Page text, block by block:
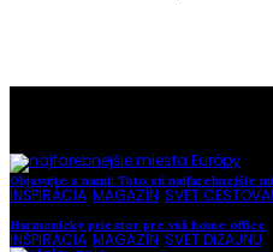
Objavujte s nami: Toto sú najfarebnejšie
INŠPIRÁCIA MAGAZÍN SVET
Harmonický priestor pre váš home office
INŠPIRÁCIA MAGAZÍN SVET DIZAJNU